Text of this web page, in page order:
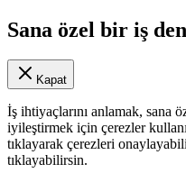
Sana özel bir iş
Kapat
İş ihtiyaçlarını anlamak, sana
iyileştirmek için çerezler
tıklayarak çerezleri
tıklayabilirsin.